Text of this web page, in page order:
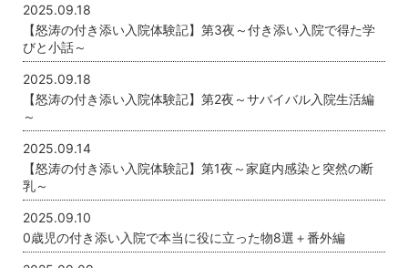
2025.09.18
【怒涛の付き添い入院体験記】第3夜～付き添い入院で得た学
びと小話～
2025.09.18
【怒涛の付き添い入院体験記】第2夜～サバイバル入院生活編
～
2025.09.14
【怒涛の付き添い入院体験記】第1夜～家庭内感染と突然の断
乳～
2025.09.10
0歳児の付き添い入院で本当に役に立った物8選＋番外編